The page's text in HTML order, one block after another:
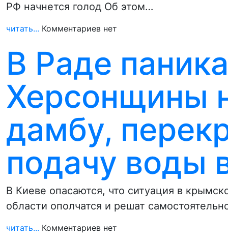
РФ начнется голод Об этом…
читать... Комментариев нет
В Раде
Херсонщины
дамбу,
подачу воды
В Киеве опасаются, что ситуация в
области ополчатся и решат
читать... Комментариев нет